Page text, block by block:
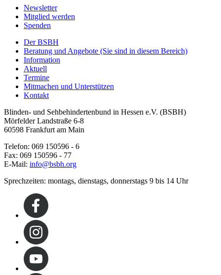
Newsletter
Mitglied werden
Spenden
Der BSBH
Beratung und Angebote (Sie sind in diesem Bereich)
Information
Aktuell
Termine
Mitmachen und Unterstützen
Kontakt
Blinden- und Sehbehindertenbund in Hessen e.V. (BSBH)
Mörfelder Landstraße 6-8
60598 Frankfurt am Main
Telefon: 069 150596 - 6
Fax: 069 150596 - 77
E-Mail: info@bsbh.org
Sprechzeiten: montags, dienstags, donnerstags 9 bis 14 Uhr